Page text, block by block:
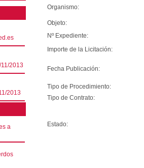
2013
2013
a
Organismo:
Objeto:
Nº Expediente:
Importe de la Licitación:
Fecha Publicación:
Tipo de Procedimiento:
Tipo de Contrato:
Estado: